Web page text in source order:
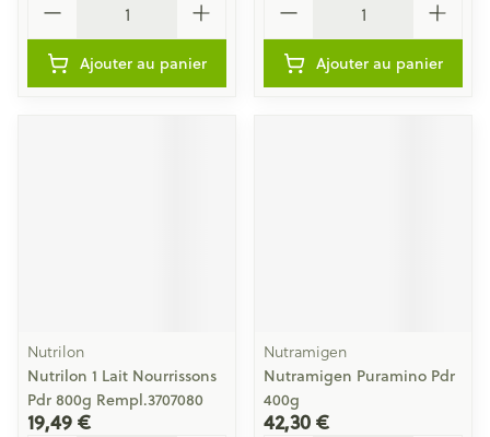
Ajouter au panier Ajouter au panier
Nutrilon
Nutrilon 1 Lait Nourrissons
Pdr 800g Rempl.3707080
19,49 €
Nutramigen
Nutramigen Puramino Pdr
400g
42,30 €